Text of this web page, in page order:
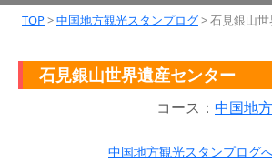
TOP>中国地方観光スタンプログ> 石見銀山
石見銀山世界遺産センター
コース： 中国地
中国地方観光スタンプログ